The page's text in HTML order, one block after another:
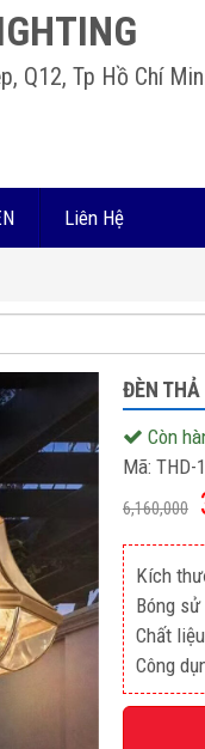
Q12, Tp Hồ Chí
Liên Hệ
ĐÈN
Còn
Mã: THD-
6,160,000
Kích
Bóng
Chất
Công